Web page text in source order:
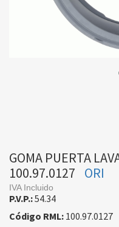
GOMA PUERTA
100.97.0127
ORI
IVA Incluido
P.V.P.:54.34
Código RML: 100.97.0127